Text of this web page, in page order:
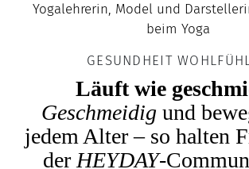
GESUNDHEIT
Läuft wie
Geschmeidig und
jedem Alter – so halten
der HEYDAY-